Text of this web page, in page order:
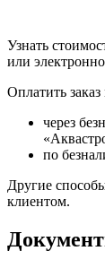
Узнать
или
Оплатить
через
по
Другие
клиентом.